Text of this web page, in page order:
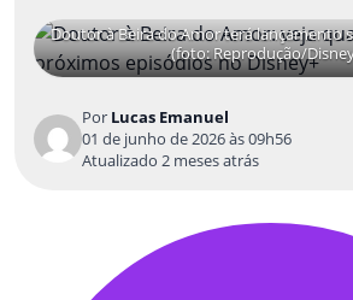
Doutor à Beira do Amor terá lançamento
(foto: Reprodução/
Por Lucas Emanuel
01 de junho de 2026 às 09h56
Atualizado 2 meses atrás